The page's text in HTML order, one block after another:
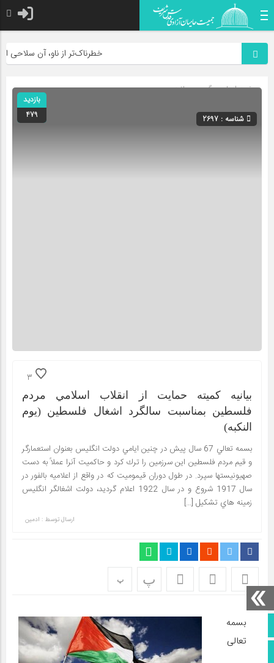
صفحه نخست
خطرناک‌تر از ناو، آن سلاحی
صفحه اصلی» گروه »بيانيه
شناسه : 2697
بازدید
479
3
بيانيه كميته حمايت از انقلاب اسلامي مردم
فلسطين بمناسبت سالگرد اشغال فلسطين (يوم
النكبه)
بسمه تعالي 67 سال پيش در چنين ايامي دولت انگليس بعنوان استعمارگر
و قيم مردم فلسطين اين سرزمين را ترك كرد و حاكميت آنرا عملاً به دست
صهيونيستها سپرد. در طول دوران قيموميت كه در واقع از اعلاميه بالفور در
سال 1917 شروع و در سال 1922 اعلام گرديد، دولت اشغالگر انگليس
زمينه هاي تشكيل […]
ارسال توسط : ادمین
پ پ
بسمه
تعالي